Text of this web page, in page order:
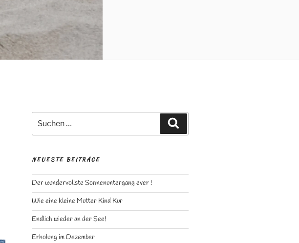
nach:
NEUESTE BEITRÄGE
Der wundervollste Sonnenuntergang ever !
Wie eine kleine Mutter Kind Kur
Endlich wieder an der See!
Erholung im Dezember